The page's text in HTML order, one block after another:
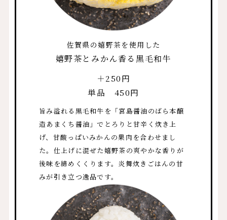
佐賀県の嬉野茶を使用した
嬉野茶とみかん香る黒毛和牛
＋250円
単品 450円
旨み溢れる黒毛和牛を「宮島醤油のばら本醸
造あまくち醤油」でとろりと甘辛く炊き上
げ、甘酸っぱいみかんの果肉を合わせまし
た。仕上げに混ぜた嬉野茶の爽やかな香りが
後味を締めくくります。炎舞炊きごはんの甘
みが引き立つ逸品です。